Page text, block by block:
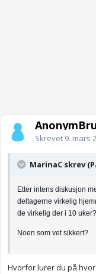
Skrevet 9. mars
MarinaC skrev
Etter intens diskusjon
deltagerne virkelig
de virkelig der i 10 uker?
Noen som vet sikkert?
Hvorfor lurer du på